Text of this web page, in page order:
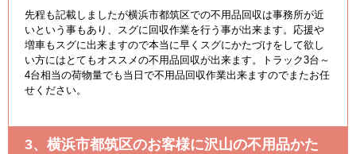
先程も記載しましたが横浜市都筑区での不用品回収は事務所が近
いという事もあり、スグに回収作業を行う事が出来ます。応援や
増車もスグに出来ますので本当に早くスグにかたづけをして欲し
い方にはとてもオススメの不用品回収が出来ます。トラック3台～
4台相当の荷物量でも当日で不用品回収作業出来ますのでまたお任
せください。
3、横浜市都筑区のお客様に沢山の不用品かた